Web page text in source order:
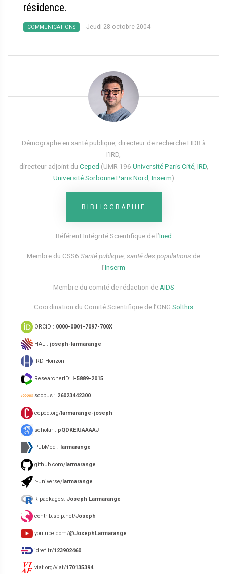
résidence.
COMMUNICATIONS Jeudi 28 octobre 2004
Démographe en santé publique, directeur de recherche HDR à
l’IRD,
directeur adjoint du Ceped (UMR 196 Université Paris Cité, IRD,
Université Sorbonne Paris Nord Inserm)
BIBLIOGRAPHIE
Référent Intégrité Scientifique de l’Ined
Membre du CSS6​ Santé publique, santé des populations de
l’Inserm
Membre du comité de rédaction de AIDS
Coordination du Comité Scientifique de l’ONG Solthis
ORCiD : 0000-0001-7097-700X
HAL : joseph-larmarange
IRD Horizon
ResearcherID: I-5889-2015
scopus : 26023442300
ceped.org/larmarange-joseph
scholar : pQDKEIUAAAAJ
PubMed : larmarange
github.com/larmarange
r-universe/larmarange
R packages: Joseph Larmarange
contrib.spip.net/Joseph
youtube.com/@JosephLarmarange
idref.fr/123902460
viaf.org/viaf/170135394